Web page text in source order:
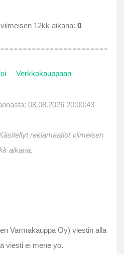
12kk aikana:0
Verkkokauppaan
08.08.2026 20:00:43
reklamaatiot viimeisen
aikana.
Varmakauppa Oy) viestin alla
viesti ei mene yo.